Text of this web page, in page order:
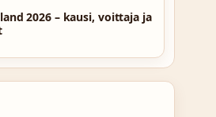
2026 – kausi, voittaja ja